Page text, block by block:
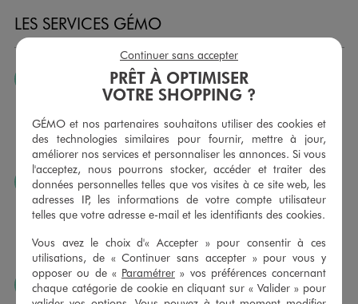
LES SERVICES GÉMO
JE PEUX CHANGER D’AVIS
Nous échangeons et vous proposons un avoir ou un
remboursement pour tout article non porté, non retouché,
sous 30 jours, sur simple présentation du ticket de caisse,
dans tous les magasins GÉMO.
JE PEUX FAIRE RETOUCHER MES ARTICLES
Ourlets, ceintures… vous avez la possibilité de faire
retoucher vos articles textiles dans nos magasins. Les tarifs
sont à votre disposition sur simple demande. Voir
conditions en magasins.
J’AIME FAIRE PLAISIR
PRÊT À OPTIMISER
VOTRE SHOPPING ?
GÉMO et nos partenaires souhaitons utiliser des cookies et
des technologies similaires pour fournir, mettre à jour,
améliorer nos services et personnaliser les annonces. Si vous
l'acceptez, nous pourrons stocker, accéder et traiter des
données personnelles telles que vos visites à ce site web, les
adresses IP, les informations de votre compte utilisateur
telles que votre adresse e-mail et les identifiants des cookies.
Vous avez le choix d'« Accepter » pour consentir à ces
utilisations, de « Continuer sans accepter » pour vous y
opposer ou de « Paramétrer » vos préférences concernant
chaque catégorie de cookie en cliquant sur « Valider » pour
Continuer sans accepter